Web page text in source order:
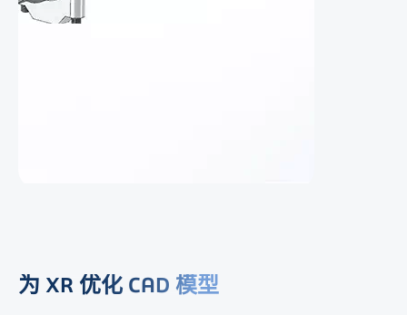
为 XR 优化 CAD 模型